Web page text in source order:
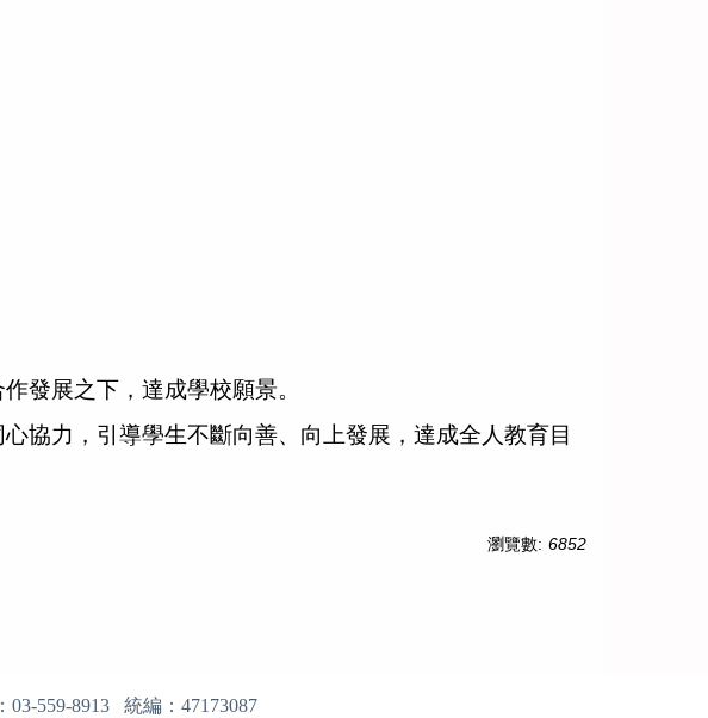
發展之下，達成學校願景。
協力，引導學生不斷向善、向上發展，達成全人教育目
瀏覽數: 6852
03-559-8913 統編： 47173087